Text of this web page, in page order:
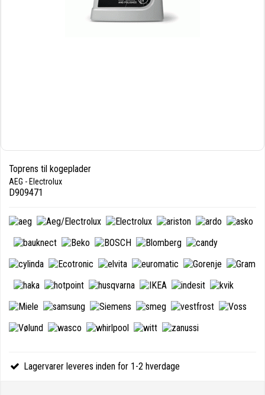
Toprens til kogeplader
AEG - Electrolux
D909471
Lagervarer leveres inden for 1-2 hverdage